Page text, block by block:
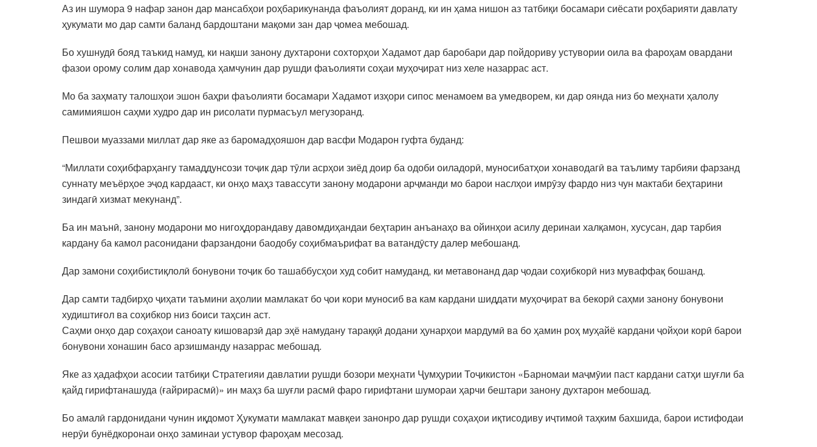
Аз ин шумора 9 нафар занон дар мансабҳои роҳбарикунанда фаъолият доранд, ки ин ҳама нишон аз татбиқи босамари сиёсати роҳбарияти давлату
ҳукумати мо дар самти баланд бардоштани мақоми зан дар ҷомеа мебошад.
Бо хушнудӣ бояд таъкид намуд, ки нақши занону духтарони сохторҳои Хадамот дар баробари дар пойдориву устувории оила ва фароҳам овардани
фазои орому солим дар хонавода ҳамчунин дар рушди фаъолияти соҳаи муҳоҷират низ хеле назаррас аст.
Мо ба заҳмату талошҳои эшон баҳри фаъолияти босамари Хадамот изҳори сипос менамоем ва умедворем, ки дар оянда низ бо меҳнати ҳалолу
самимияшон саҳми худро дар ин рисолати пурмасъул мегузоранд.
Пешвои муаззами миллат дар яке аз баромадҳояшон дар васфи Модарон гуфта буданд:
“Миллати соҳибфарҳангу тамаддунсози тоҷик дар тӯли асрҳои зиёд доир ба одоби оиладорӣ, муносибатҳои хонаводагӣ ва таълиму тарбияи фарзанд
суннату меъёрҳое эҷод кардааст, ки онҳо маҳз тавассути занону модарони арҷманди мо барои наслҳои имрӯзу фардо низ чун мактаби беҳтарини
зиндагӣ хизмат мекунанд”.
Ба ин маънӣ, занону модарони мо нигоҳдорандаву давомдиҳандаи беҳтарин анъанаҳо ва ойинҳои асилу деринаи халқамон, хусусан, дар тарбия
кардану ба камол расонидани фарзандони баодобу соҳибмаърифат ва ватандӯсту далер мебошанд.
Дар замони соҳибистиқлолӣ бонувони тоҷик бо ташаббусҳои худ собит намуданд, ки метавонанд дар ҷодаи соҳибкорӣ низ муваффақ бошанд.
Дар самти тадбирҳо ҷиҳати таъмини аҳолии мамлакат бо ҷои кори муносиб ва кам кардани шиддати муҳоҷират ва бекорӣ саҳми занону бонувони
худиштиғол ва соҳибкор низ боиси таҳсин аст.
Саҳми онҳо дар соҳаҳои саноату кишоварзӣ дар эҳё намудану тараққӣ додани ҳунарҳои мардумӣ ва бо ҳамин роҳ муҳайё кардани ҷойҳои корӣ барои
бонувони хонашин басо арзишманду назаррас мебошад.
Яке аз ҳадафҳои асосии татбиқи Стратегияи давлатии рушди бозори меҳнати Ҷумҳурии Тоҷикистон «Барномаи маҷмӯии паст кардани сатҳи шуғли ба
қайд гирифтанашуда (ғайрирасмӣ)» ин маҳз ба шуғли расмӣ фаро гирифтани шумораи ҳарчи бештари занону духтарон мебошад.
Бо амалӣ гардонидани чунин иқдомот Ҳукумати мамлакат мавқеи занонро дар рушди соҳаҳои иқтисодиву иҷтимоӣ таҳким бахшида, барои истифодаи
нерӯи бунёдкоронаи онҳо заминаи устувор фароҳам месозад.